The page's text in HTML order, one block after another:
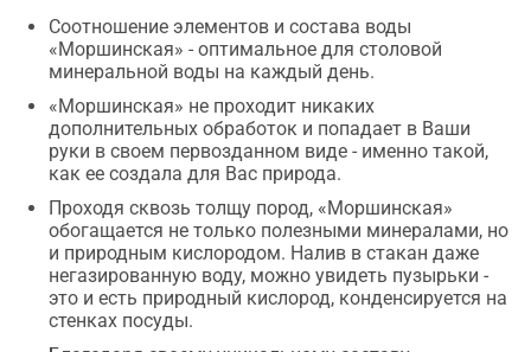
Соотношение элементов и состава воды
«Моршинская» - оптимальное для столовой
минеральной воды на каждый день.
«Моршинская» не проходит никаких
дополнительных обработок и попадает в Ваши
руки в своем первозданном виде - именно такой,
как ее создала для Вас природа.
Проходя сквозь толщу пород, «Моршинская»
обогащается не только полезными минералами, но
и природным кислородом. Налив в стакан даже
негазированную воду, можно увидеть пузырьки -
это и есть природный кислород, конденсируется на
стенках посуды.